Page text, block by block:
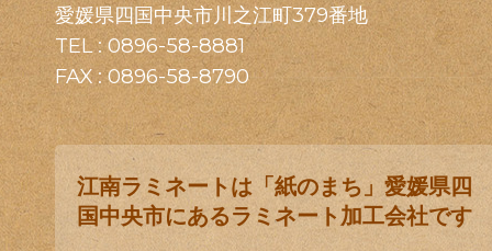
愛媛県四国中央市川之江町379番地
TEL :0896-58-8881
FAX : 0896-58-8790
江南ラミネートは「紙のまち」愛媛県四
国中央市にあるラミネート加工会社です